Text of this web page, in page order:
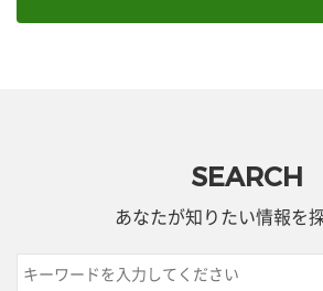
SEARCH
あなたが知りたい情報を